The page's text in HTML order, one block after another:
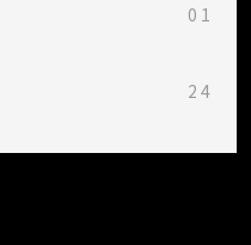
01
24